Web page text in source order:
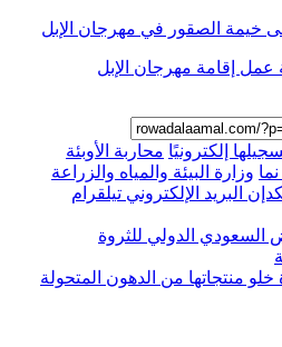
إقامة مهرجان الإبل
إلكترونيًا محاربة الأوبئة
وزارة البيئة والمياه والزراعة
البريد الإلكتروني تيلقرام
السعودي الدولي للثروة
خلو منتجاتها من الدهون المتحولة